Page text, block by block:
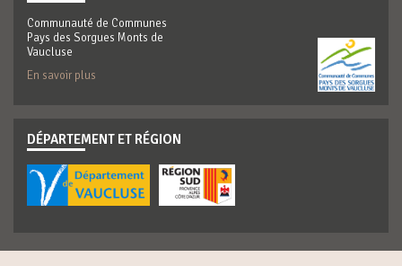
Communauté de Communes
Pays des Sorgues Monts de
Vaucluse
En savoir plus
DÉPARTEMENT ET RÉGION